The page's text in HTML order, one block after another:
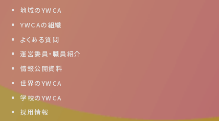
地域のYWCA
YWCAの組織
よくある質問
運営委員・職員紹介
情報公開資料
世界のYWCA
学校のYWCA
採用情報